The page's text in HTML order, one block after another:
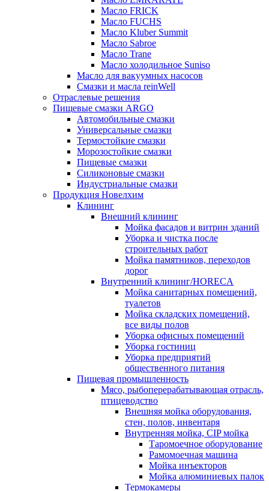
Масло FRICK
Масло FUCHS
Масло Kluber Summit
Масло Sabroe
Масло Trane
Масло холодильное Suniso
Масло для вакуумных насосов
Смазки и масла reinWell
Отраслевые решения
Пищевые смазки ARGO
Автомобильные смазки
Универсальные смазки
Термостойкие смазки
Морозостойкие смазки
Пищевые смазки
Силиконовые смазки
Индустриальные смазки
Продукция Новелхим
Клининг
Внешний клининг
Мойка фасадов и витрин зданий
Уборка и чистка после
строительных работ
Мойка памятников, переходов
дорог
Внутренний клининг/HORECA
Мойка санитарных помещений,
туалетов
Мойка складских помещений,
все виды полов
Уборка офисных помещений
Уборка гостиниц
Уборка предприятий
общественного питания
Пищевая промышленность
Мясо, рыбоперерабатывающая отрасль,
птицеводство
Внешняя мойка оборудования,
стен, полов, инвентаря
Внутренняя мойка, CIP мойка
Таромоечное оборудование
Рамомоечная машина
Мойка инъекторов
Мойка алюминиевых палок
Термокамеры